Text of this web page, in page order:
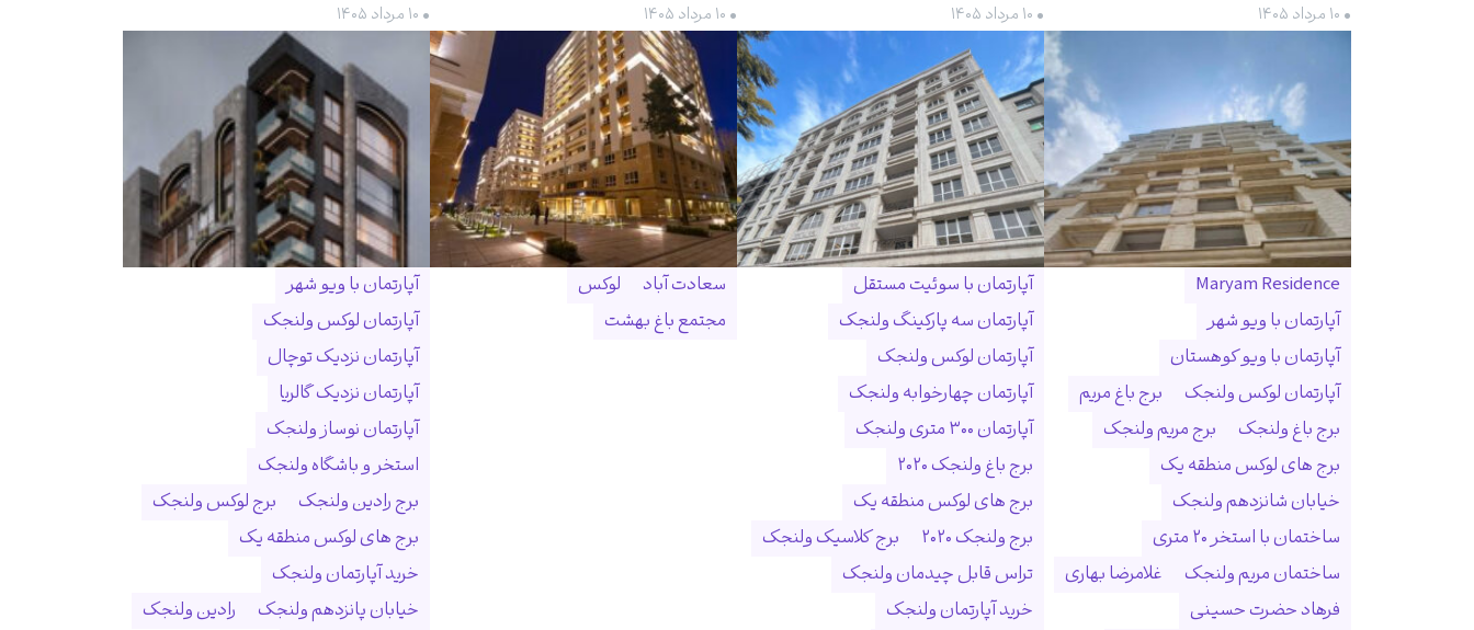
• ۱۰ مرداد ۱۴۰۵ • ۱۰ مرداد ۱۴۰۵ • ۱۰ مرداد ۱۴۰۵ • ۱۰ مرداد ۱۴۰۵
Maryam Residence
آپارتمان با ویو شهر
آپارتمان با ویو کوهستان
آپارتمان لوکس ولنجک
برج باغ مریم
برج باغ ولنجک
برج مریم ولنجک
برج های لوکس منطقه یک
خیابان شانزدهم ولنجک
ساختمان با استخر ۲۰ متری
ساختمان مریم ولنجک
غلامرضا بهاری
فرهاد حضرت حسینی
آپارتمان با سوئیت مستقل
آپارتمان سه پارکینگ ولنجک
آپارتمان لوکس ولنجک
آپارتمان چهارخوابه ولنجک
آپارتمان ۳۰۰ متری ولنجک
برج باغ ولنجک ۲۰۲۰
برج های لوکس منطقه یک
برج ولنجک ۲۰۲۰
برج کلاسیک ولنجک
تراس قابل چیدمان ولنجک
خرید آپارتمان ولنجک
سعادت آباد
لوکس
مجتمع باغ بهشت
آپارتمان با ویو شهر
آپارتمان لوکس ولنجک
آپارتمان نزدیک توچال
آپارتمان نزدیک گالریا
آپارتمان نوساز ولنجک
استخر و باشگاه ولنجک
برج رادین ولنجک
برج لوکس ولنجک
برج های لوکس منطقه یک
خرید آپارتمان ولنجک
خیابان پانزدهم ولنجک
رادین ولنجک